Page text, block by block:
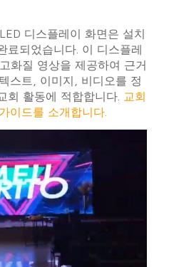
디스플레이 화면은 설치
료되었습니다. 이 디스플레
화질 영상을 제공하여 근거
스트, 이미지, 비디오를 정
회 활동에 적합합니다. 교회
이드를 소개합니다.